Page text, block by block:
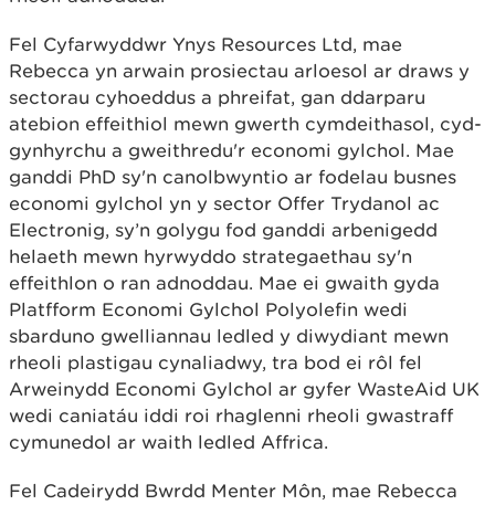
Fel Cyfarwyddwr Ynys Resources Ltd, mae
Rebecca yn arwain prosiectau arloesol ar draws y
sectorau cyhoeddus a phreifat, gan ddarparu
atebion effeithiol mewn gwerth cymdeithasol, cyd-
gynhyrchu a gweithredu'r economi gylchol. Mae
ganddi PhD sy'n canolbwyntio ar fodelau busnes
economi gylchol yn y sector Offer Trydanol ac
Electronig, sy’n golygu fod ganddi arbenigedd
helaeth mewn hyrwyddo strategaethau sy'n
effeithlon o ran adnoddau. Mae ei gwaith gyda
Platfform Economi Gylchol Polyolefin wedi
sbarduno gwelliannau ledled y diwydiant mewn
rheoli plastigau cynaliadwy, tra bod ei rôl fel
Arweinydd Economi Gylchol ar gyfer WasteAid UK
wedi caniatáu iddi roi rhaglenni rheoli gwastraff
cymunedol ar waith ledled Affrica.
Fel Cadeirydd Bwrdd Menter Môn, mae Rebecca